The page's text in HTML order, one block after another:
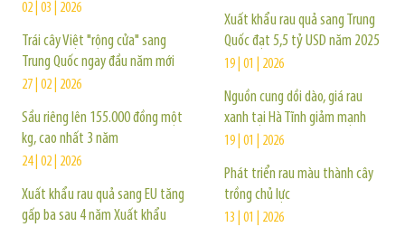
02 | 03 | 2026
Trái cây Việt "rộng cửa" sang
Trung Quốc ngay đầu năm mới
27 | 02 | 2026
Sầu riêng lên 155.000 đồng một
kg, cao nhất 3 năm
24 | 02 | 2026
Xuất khẩu rau quả sang EU tăng
gấp ba sau 4 năm Xuất khẩu
Xuất khẩu rau quả sang Trung
Quốc đạt 5,5 tỷ USD năm 2025
19 | 01 | 2026
Nguồn cung dồi dào, giá rau
xanh tại Hà Tĩnh giảm mạnh
19 | 01 | 2026
Phát triển rau màu thành cây
trồng chủ lực
13 | 01 | 2026